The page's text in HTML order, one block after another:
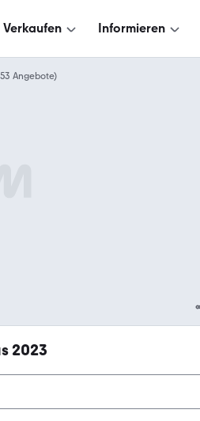
Verkaufen Informieren
Angebote)
2023